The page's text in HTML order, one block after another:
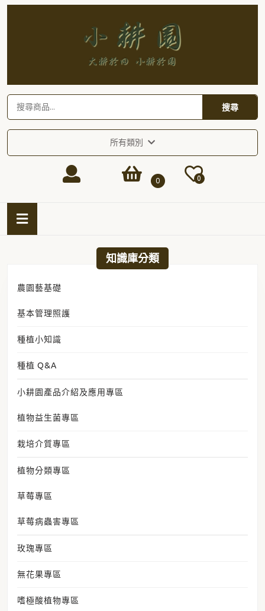
Skip
搜
搜尋
所有類別
Login
shopping
0 0
知識庫分類
農園藝基礎
基本管理照護
種植小知識
種植 Q&A
小耕園產品介紹及應用專區
植物益生菌專區
栽培介質專區
植物分類專區
草莓專區
草莓病蟲害專區
玫瑰專區
無花果專區
嗜極酸植物專區